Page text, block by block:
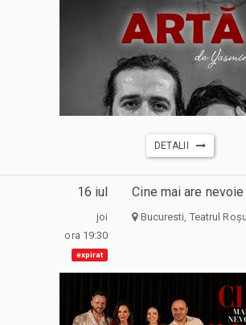
DETALII
16 iul
joi
ora 19:30
expirat
Cine mai are
Bucuresti, Teatrul Roșu